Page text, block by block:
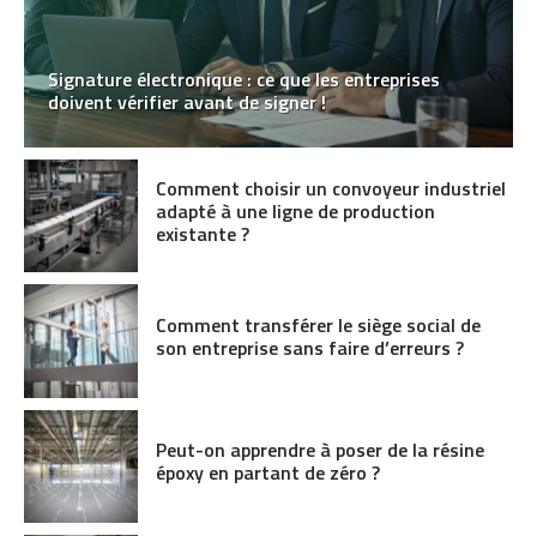
Signature électronique : ce que les entreprises
doivent vérifier avant de signer !
Comment choisir un convoyeur industriel
adapté à une ligne de production
existante ?
Comment transférer le siège social de
son entreprise sans faire d’erreurs ?
Peut-on apprendre à poser de la résine
époxy en partant de zéro ?